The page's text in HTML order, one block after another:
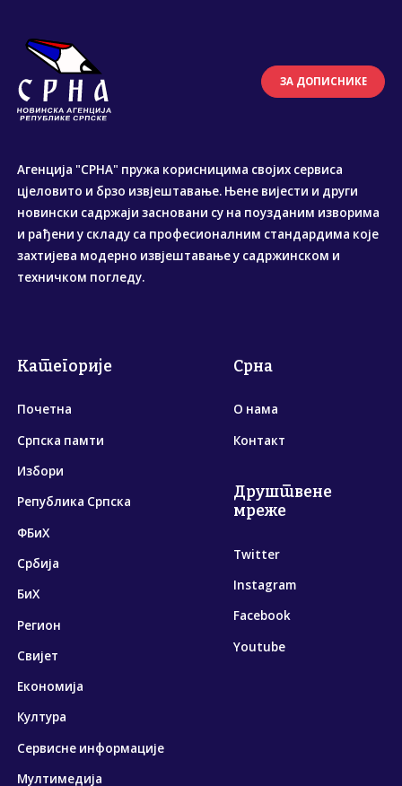
ЗА ДОПИСНИКЕ
Агенција "СРНА" пружа корисницима својих сервиса
цјеловито и брзо извјештавање. Њене вијести и други
новински садржаји засновани су на поузданим изворима
и рађени у складу са професионалним стандардима које
захтијева модерно извјештавање у садржинском и
техничком погледу.
Категорије
Почетна
Српска памти
Избори
Република Српска
ФБиХ
Србија
БиХ
Регион
Свијет
Економија
Култура
Сервисне информације
Мултимедија
Срна
О нама
Контакт
Друштвене
мреже
Twitter
Instagram
Facebook
Youtube